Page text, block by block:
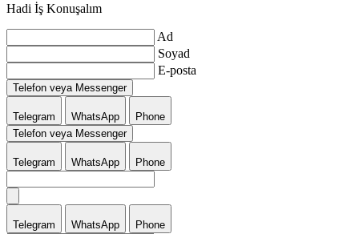
Hadi İş Konuşalım
Ad
Soyad
E-posta
Telefon veya Messenger
Telegram WhatsApp
Phone
Telefon veya Messenger
Telegram WhatsApp Phone
Telegram WhatsApp Phone